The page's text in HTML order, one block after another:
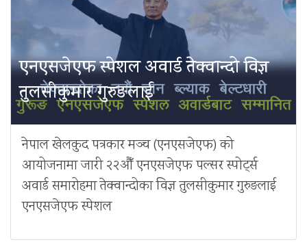
एनएसजेएफ स्पेशल अवार्ड तेक्वान्दो विज्ञ
तुलसीकुमार गुरुङलाई
नेपाल खेलकुद पत्रकार मञ्च (एनएसजेएफ) को
आयोजनामा जारी २२औँ एनएसजेएफ पल्सर स्पोर्ट्स
अवार्ड समारोहमा तेक्वान्दोका विज्ञ तुलसीकुमार गुरुङलाई
एनएसजेएफ स्पेशल